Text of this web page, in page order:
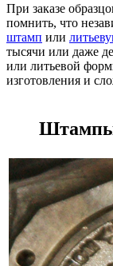
При заказе
помнить, что
штамп или
тысячи или даже
или литьевой
изготовления и
Штампы